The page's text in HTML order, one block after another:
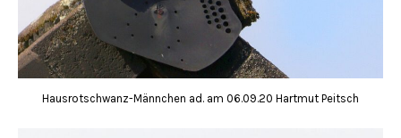
Hausrotschwanz-Männchen ad. am 06.09.20 Hartmut Peitsch